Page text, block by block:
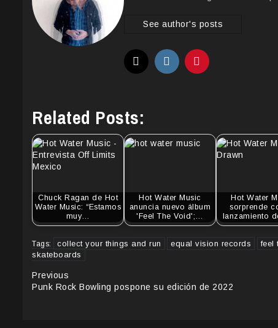
See author's posts
Related Posts:
Chuck Ragan de Hot
Water Music: “Estamos
muy…
Hot Water Music
anuncia nuevo álbum
'Feel The Void';…
Hot Water
sorprende
lanzamiento
Tags: collect your things and run equal vision records feel
skateboards
Continue
Previous
Punk Rock Bowling pospone su edición de 2022